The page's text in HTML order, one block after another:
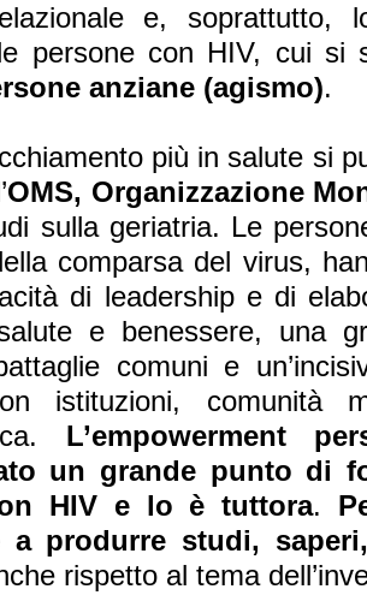
e, soprattutto,
persone con HIV, cui si
anziane (agismo).
più in salute si
OMS, Organizzazione
sulla geriatria. Le
comparsa del virus,
di leadership e di
e benessere, una
comuni e
istituzioni, comunità
L’empowerment
un grande punto di
HIV e lo è tuttora.
a produrre studi,
rispetto al tema